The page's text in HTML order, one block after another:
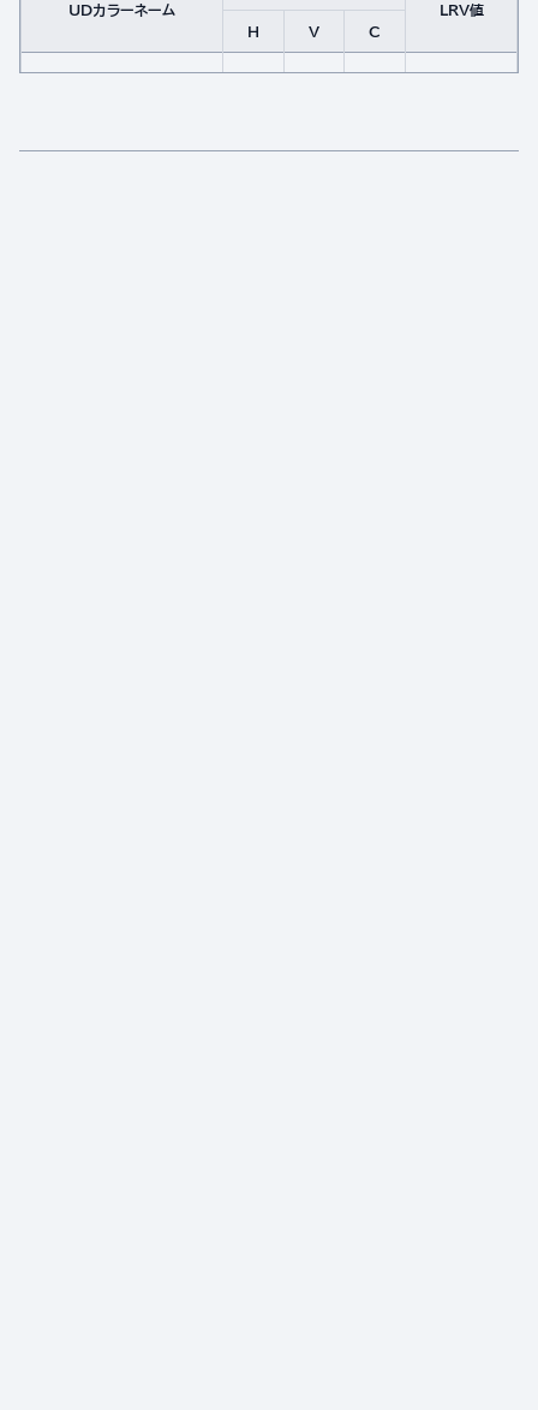
UDカラーネーム
LRV値
H
V C